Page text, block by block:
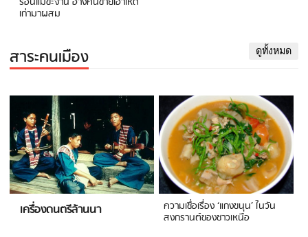
เก่ามาผสม
สาระคนเมือง ดูทั้งหมด
เครื่องดนตรีล้านนา ความเชื่อเรื่อง ‘แกงขนุน’ ในวัน
สงกรานต์ของชาวเหนือ